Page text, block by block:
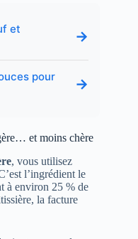
et
→
pour
→
et moins chère
, vous utilisez
l’ingrédient le
à environ 25 % de
la facture